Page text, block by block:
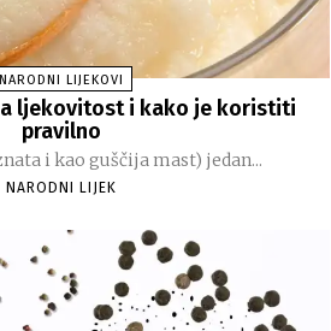
NARODNI LIJEKOVI
ljekovitost i kako je koristiti
pravilno
i kao guščija mast) jedan...
NARODNI LIJEK